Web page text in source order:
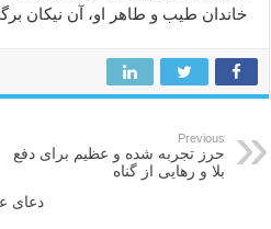
خاندان طيب و طاهر او، آن نيكان
Previous
حرز تجربه شده و عظیم برای دفع
بلا و رهایی از گناه
دعای